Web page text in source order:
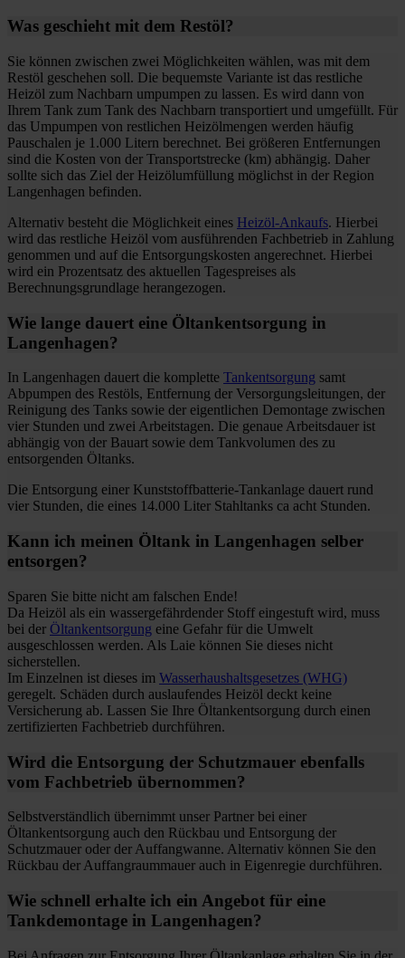
Was geschieht mit dem Restöl?
Sie können zwischen zwei Möglichkeiten wählen, was mit dem
Restöl geschehen soll. Die bequemste Variante ist das restliche
Heizöl zum Nachbarn umpumpen zu lassen. Es wird dann von
Ihrem Tank zum Tank des Nachbarn transportiert und umgefüllt. Für
das Umpumpen von restlichen Heizölmengen werden häufig
Pauschalen je 1.000 Litern berechnet. Bei größeren Entfernungen
sind die Kosten von der Transportstrecke (km) abhängig. Daher
sollte sich das Ziel der Heizölumfüllung möglichst in der Region
Langenhagen befinden.
Alternativ besteht die Möglichkeit eines Heizöl-Ankaufs. Hierbei
wird das restliche Heizöl vom ausführenden Fachbetrieb in Zahlung
genommen und auf die Entsorgungskosten angerechnet. Hierbei
wird ein Prozentsatz des aktuellen Tagespreises als
Berechnungsgrundlage herangezogen.
Wie lange dauert eine Öltankentsorgung in
Langenhagen?
In Langenhagen dauert die komplette Tankentsorgung samt
Abpumpen des Restöls, Entfernung der Versorgungsleitungen, der
Reinigung des Tanks sowie der eigentlichen Demontage zwischen
vier Stunden und zwei Arbeitstagen. Die genaue Arbeitsdauer ist
abhängig von der Bauart sowie dem Tankvolumen des zu
entsorgenden Öltanks.
Die Entsorgung einer Kunststoffbatterie-Tankanlage dauert rund
vier Stunden, die eines 14.000 Liter Stahltanks ca acht Stunden.
Kann ich meinen Öltank in Langenhagen selber
entsorgen?
Sparen Sie bitte nicht am falschen Ende!
Da Heizöl als ein wassergefährdender Stoff eingestuft wird, muss
bei der Öltankentsorgung eine Gefahr für die Umwelt
ausgeschlossen werden. Als Laie können Sie dieses nicht
sicherstellen.
Im Einzelnen ist dieses im Wasserhaushaltsgesetzes (WHG)
geregelt. Schäden durch auslaufendes Heizöl deckt keine
Versicherung ab. Lassen Sie Ihre Öltankentsorgung durch einen
zertifizierten Fachbetrieb durchführen.
Wird die Entsorgung der Schutzmauer ebenfalls
vom Fachbetrieb übernommen?
Selbstverständlich übernimmt unser Partner bei einer
Öltankentsorgung auch den Rückbau und Entsorgung der
Schutzmauer oder der Auffangwanne. Alternativ können Sie den
Rückbau der Auffangraummauer auch in Eigenregie durchführen.
Wie schnell erhalte ich ein Angebot für eine
Tankdemontage in Langenhagen?